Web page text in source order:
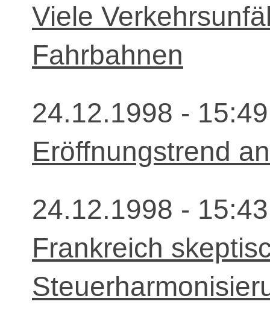
Viele
Fahrbahnen
24.12.1998 -
Eröffnungstrend
24.12.1998 -
Frankreich